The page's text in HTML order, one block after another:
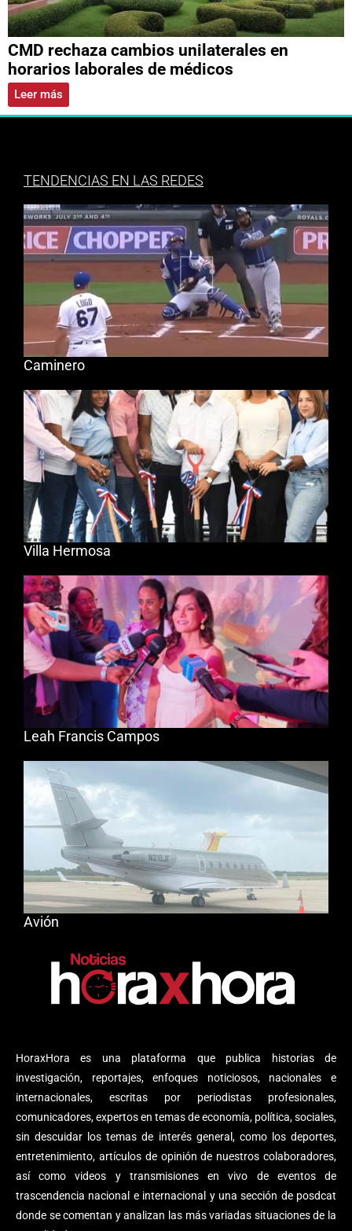
CMD rechaza cambios unilaterales en
horarios laborales de médicos
Leer más
HoraxHora es una plataforma que publica historias de
investigación, reportajes, enfoques noticiosos, nacionales e
internacionales, escritas por periodistas profesionales,
comunicadores, expertos en temas de economía, política, sociales,
sin descuidar los temas de interés general, como los deportes,
entretenimiento, artículos de opinión de nuestros colaboradores,
así como videos y transmisiones en vivo de eventos de
trascendencia nacional e internacional y una sección de posdcat
donde se comentan y analizan las más variadas situaciones de la
TENDENCIAS EN LAS REDES
Caminero
Villa Hermosa
Leah Francis Campos
Avión